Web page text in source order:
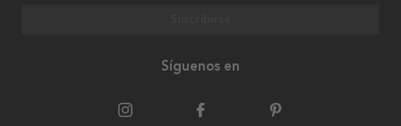
Síguenos en